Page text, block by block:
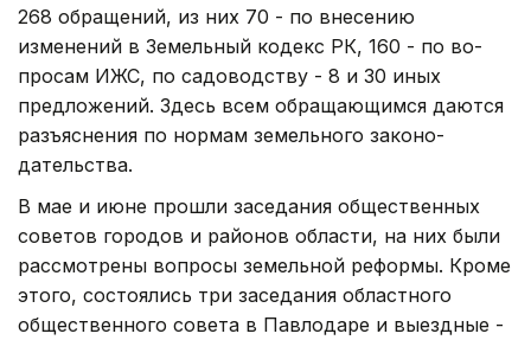
268 обращений, из них 70 - по внесению
изменений в Земельный кодекс РК, 160 - по во­
просам ИЖС, по садоводству - 8 и 30 иных
предложений. Здесь всем обращающимся даются
разъясне­ния по нормам земельного законо­
дательства.
В мае и июне прошли заседания общественных
советов городов и районов области, на них были
рассмотрены вопросы земельной реформы. Кроме
этого, состоялись три заседания областного
общественного совета в Павлодаре и выездные -